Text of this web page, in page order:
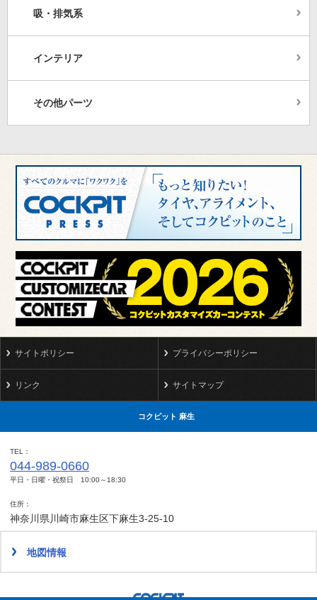
吸・排気系
インテリア
その他パーツ
サイトポリシー プライバシーポリシー
リンク サイトマップ
コクピット 麻生
TEL
044-989-0660
平日・日曜・祝祭日 10:00～18:30
住所
神奈川県川崎市麻生区下麻生3-25-10
地図情報